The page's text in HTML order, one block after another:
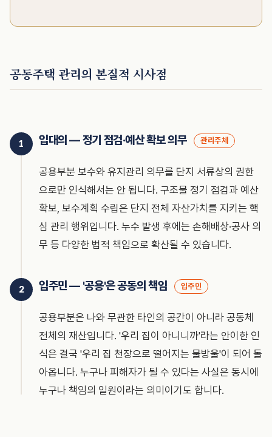
공동주택 관리의 본질적 시사점
입대의 — 정기 점검·예산 확보 의무 관리주체
공용부분 보수와 유지관리 의무를 단지 서류상의 권한
으로만 인식해서는 안 됩니다. 구조물 정기 점검과 예산
확보, 보수계획 수립은 단지 전체 자산가치를 지키는 핵
심 관리 행위입니다. 누수 발생 후에는 손해배상·공사 의
무 등 다양한 법적 책임으로 확산될 수 있습니다.
입주민 — '공용'은 공동의 책임 입주민
공용부분은 나와 무관한 타인의 공간이 아니라 공동체
전체의 재산입니다. '우리 집이 아니니까'라는 안이한 인
식은 결국 '우리 집 천장으로 떨어지는 물방울'이 되어 돌
아옵니다. 누구나 피해자가 될 수 있다는 사실은 동시에
누구나 책임의 일원이라는 의미이기도 합니다.